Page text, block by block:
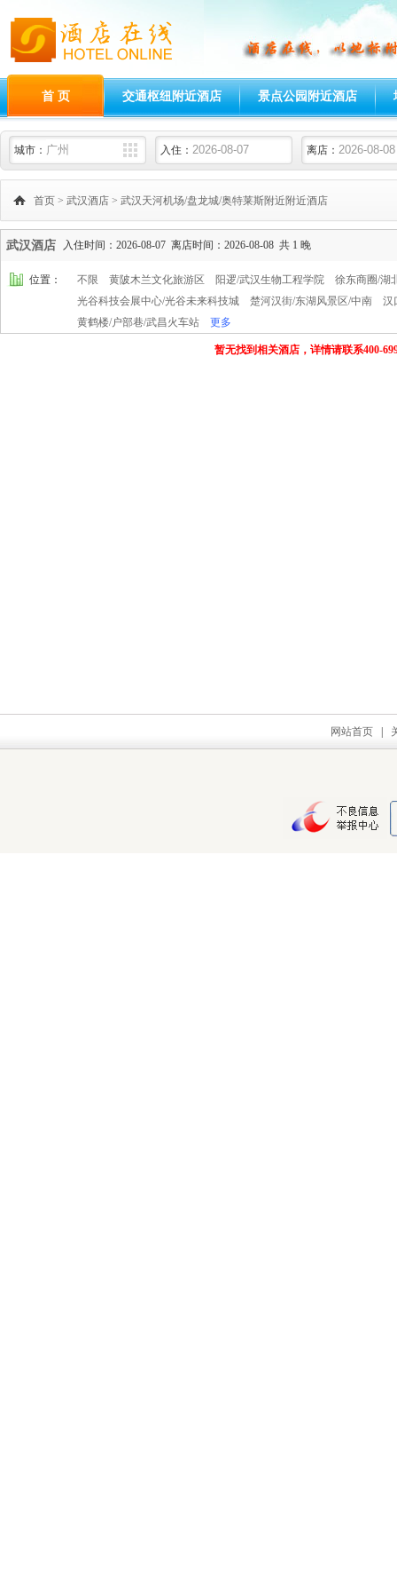
首 页 交通枢纽附近酒店 景点公园附近酒店
城市： 入住： 离店：
首页 > 武汉酒店 > 武汉天河机场/盘龙城/奥特莱斯附近附近酒店
武汉酒店 入住时间：2026-08-07 离店时间：2026-08-08 共 1 晚
位置： 不限 黄陂木兰文化旅游区 阳逻/武汉生物工程学院
徐东商圈/湖
光谷科技会展中心/光谷未来科技城
楚河汉街/东湖风景区/中南
汉
黄鹤楼/户部巷/武昌火车站
更多
暂无找到相关酒店，详情请联系400-
网站首页